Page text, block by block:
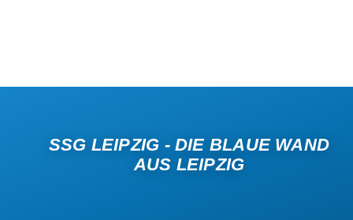
SSG LEIPZIG - DIE BLAUE WAND
AUS LEIPZIG